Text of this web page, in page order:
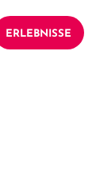
ERLEBNISSE